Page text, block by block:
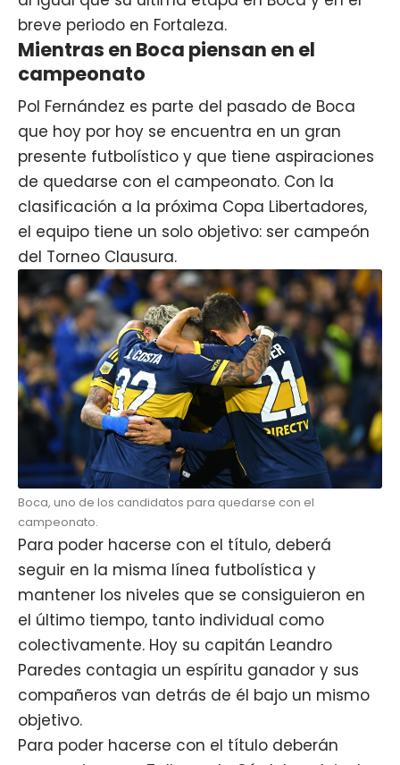
breve periodo en Fortaleza.
Mientras en Boca piensan en el
campeonato
Pol Fernández es parte del pasado de Boca
que hoy por hoy se encuentra en un gran
presente futbolístico y que tiene aspiraciones
de quedarse con el campeonato. Con la
clasificación a la próxima Copa Libertadores,
el equipo tiene un solo objetivo: ser campeón
del Torneo Clausura.
Boca, uno de los candidatos para quedarse con el
campeonato.
Para poder hacerse con el título, deberá
seguir en la misma línea futbolística y
mantener los niveles que se consiguieron en
el último tiempo, tanto individual como
colectivamente. Hoy su capitán Leandro
Paredes contagia un espíritu ganador y sus
compañeros van detrás de él bajo un mismo
objetivo.
Para poder hacerse con el título deberán